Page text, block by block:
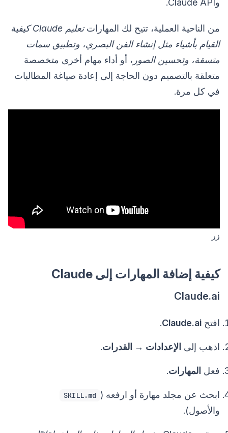
وClaude API.
من الناحية العملية، تتيح لك المهارات
تعليم Claude كيفية
القيام بأشياء مثل إنشاء الفن البصري، وتطبيق سمات
متسقة، وتحسين الصور ، أو أداء مهام أخرى متخصصة
متعلقة بالتصميم دون الحاجة إلى إعادة صياغة المطالبات
في كل مرة.
زر
كيفية إضافة المهارات إلى Claude
Claude.ai
افتح Claude.ai
.
اذهب إلى الإعدادات → القدرات.
فعل المهارات.
ابحث عن مجلد مهارة أو ارفعه ( SKILL.md
والأصول).